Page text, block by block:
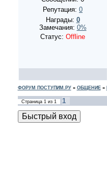
Репутация: 0
Награды: 0
Замечания: 0%
Статус: Offline
ФОРУМ ПОСТУПИМ.РУ» ОБЩЕНИЕ»
Страница 1из 1 1